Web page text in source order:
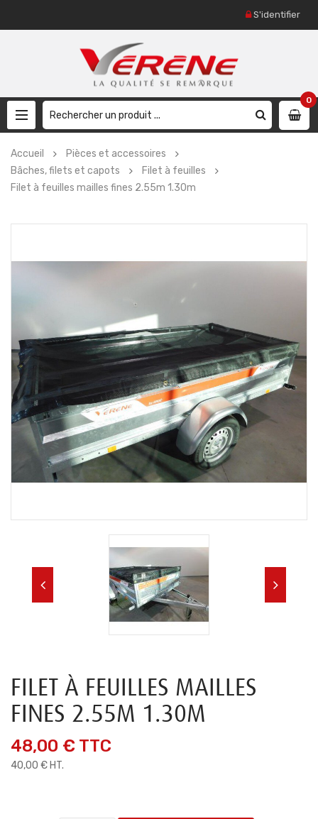
S'identifier
0
Accueil
Pièces et accessoires
Bâches, filets et capots
Filet à feuilles
Filet à feuilles mailles fines 2.55m 1.30m
FILET À FEUILLES MAILLES
FINES 2.55M 1.30M
48,00 € TTC
40,00 € HT.